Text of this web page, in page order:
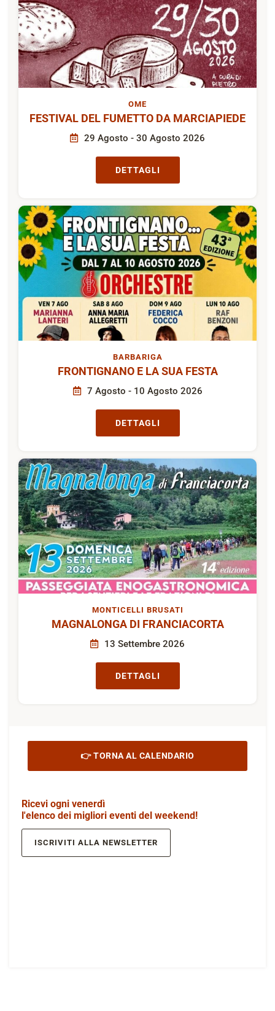
OME
FESTIVAL DEL FUMETTO DA MARCIAPIEDE
29 Agosto - 30 Agosto 2026
DETTAGLI
BARBARIGA
FRONTIGNANO E LA SUA FESTA
7 Agosto - 10 Agosto 2026
DETTAGLI
MONTICELLI BRUSATI
MAGNALONGA DI FRANCIACORTA
13 Settembre 2026
DETTAGLI
👉 TORNA AL CALENDARIO
Ricevi ogni venerdì
l'elenco dei migliori eventi del weekend!
ISCRIVITI ALLA NEWSLETTER